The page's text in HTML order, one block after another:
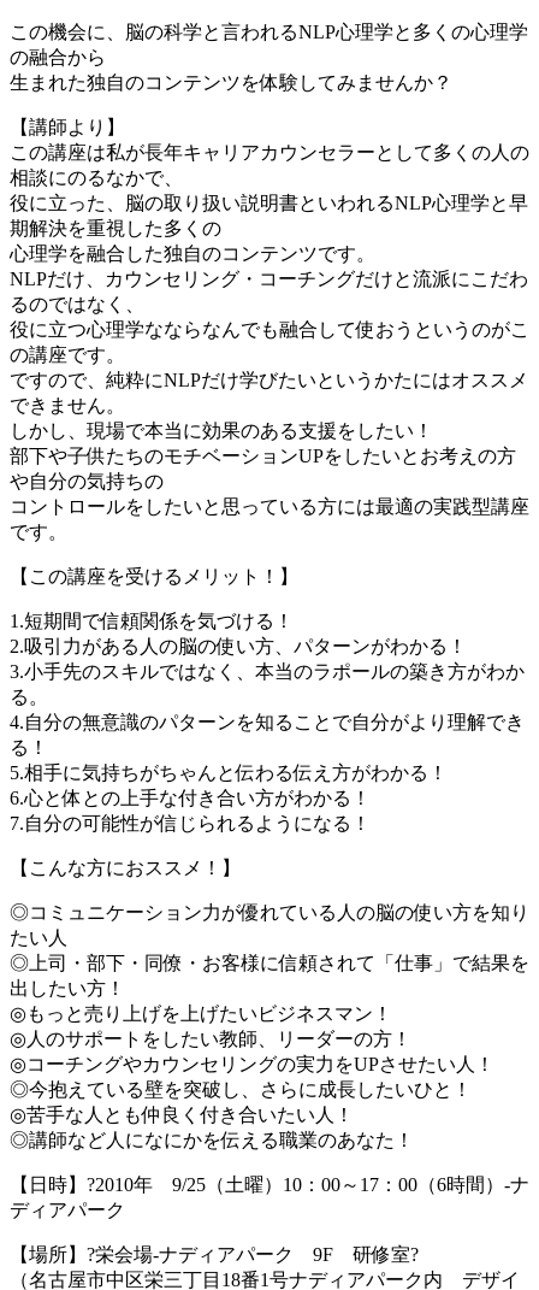
この機会に、脳の科学と言われるNLP心理学と多くの心理学
の融合から
生まれた独自のコンテンツを体験してみませんか？
【講師より】
この講座は私が長年キャリアカウンセラーとして多くの人の
相談にのるなかで、
役に立った、脳の取り扱い説明書といわれるNLP心理学と早
期解決を重視した多くの
心理学を融合した独自のコンテンツです。
NLPだけ、カウンセリング・コーチングだけと流派にこだわ
るのではなく、
役に立つ心理学なならなんでも融合して使おうというのがこ
の講座です。
ですので、純粋にNLPだけ学びたいというかたにはオススメ
できません。
しかし、現場で本当に効果のある支援をしたい！
部下や子供たちのモチベーションUPをしたいとお考えの方
や自分の気持ちの
コントロールをしたいと思っている方には最適の実践型講座
です。
【この講座を受けるメリット！】
1.短期間で信頼関係を気づける！
2.吸引力がある人の脳の使い方、パターンがわかる！
3.小手先のスキルではなく、本当のラポールの築き方がわか
る。
4.自分の無意識のパターンを知ることで自分がより理解でき
る！
5.相手に気持ちがちゃんと伝わる伝え方がわかる！
6.心と体との上手な付き合い方がわかる！
7.自分の可能性が信じられるようになる！
【こんな方におススメ！】
◎コミュニケーション力が優れている人の脳の使い方を知り
たい人
◎上司・部下・同僚・お客様に信頼されて「仕事」で結果を
出したい方！
◎もっと売り上げを上げたいビジネスマン！
◎人のサポートをしたい教師、リーダーの方！
◎コーチングやカウンセリングの実力をUPさせたい人！
◎今抱えている壁を突破し、さらに成長したいひと！
◎苦手な人とも仲良く付き合いたい人！
◎講師など人になにかを伝える職業のあなた！
【日時】?2010年 9/25（土曜）10：00～17：00（6時間）-ナ
ディアパーク
【場所】?栄会場-ナディアパーク 9F 研修室?
（名古屋市中区栄三丁目18番1号ナディアパーク内 デザイ